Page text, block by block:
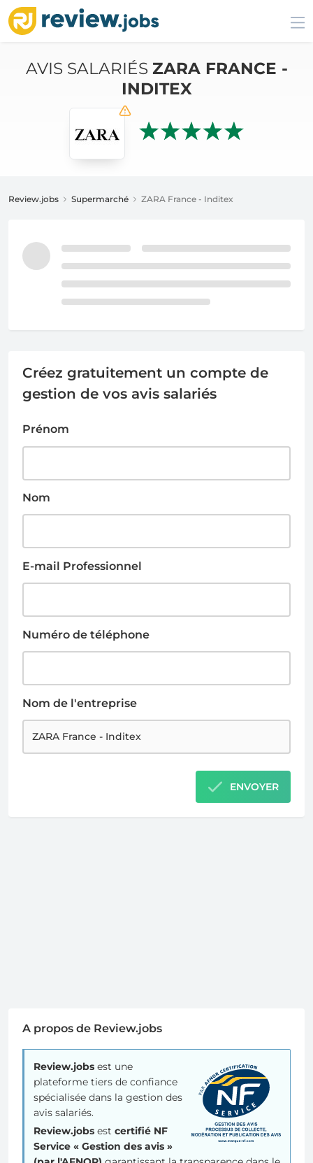
AVIS SALARIÉS ZARA FRANCE -
INDITEX
Review.jobs Supermarché ZARA France - Inditex
Créez gratuitement un compte de
gestion de vos avis salariés
Prénom
Nom
E-mail Professionnel
Numéro de téléphone
Nom de l'entreprise
ENVOYER
A propos de Review.jobs
Review.jobs est une
plateforme tiers de confiance
spécialisée dans la gestion des
avis salariés.
Review.jobs est certifié NF
Service « Gestion des avis »